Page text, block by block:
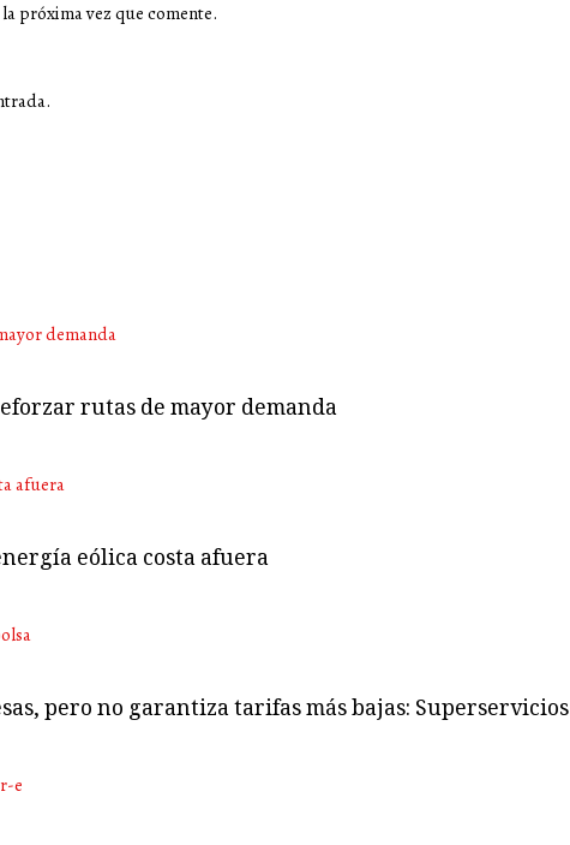
próxima vez que comente.
rutas de mayor demanda
eólica costa afuera
pero no garantiza tarifas más bajas: Superservicios